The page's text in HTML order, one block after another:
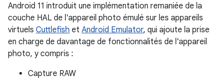
Android 11 introduit une implémentation remaniée de la
couche HAL de l'appareil photo émulé sur les appareils
virtuels Cuttlefish et Android Emulator, qui ajoute la prise
en charge de davantage de fonctionnalités de l'appareil
photo, y compris :
Capture RAW